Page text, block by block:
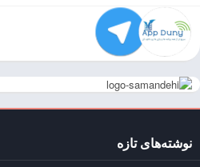
نوشته‌های تازه